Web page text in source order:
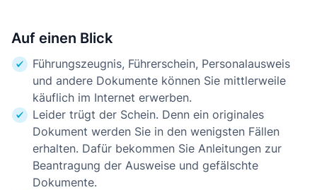
Auf einen Blick
Führungszeugnis, Führerschein, Personalausweis
und andere Dokumente können Sie mittlerweile
käuflich im Internet erwerben.
Leider trügt der Schein. Denn ein originales
Dokument werden Sie in den wenigsten Fällen
erhalten. Dafür bekommen Sie Anleitungen zur
Beantragung der Ausweise und gefälschte
Dokumente.